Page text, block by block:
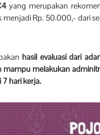
yang merupakan
Rp. 50.000,- dari
hasil evaluasi dari
mampu melakukan
hari kerja.